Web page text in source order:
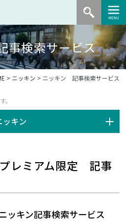
検索サービス
> ニッキン > ニッキン 記事検索サービス
ッキン
レミアム限定 記事
キン記事検索サービス